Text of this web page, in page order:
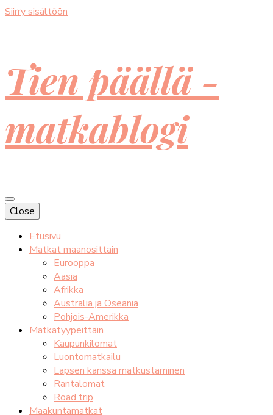
Siirry sisältöön
Tien päällä -
matkablogi
Close
Etusivu
Matkat maanosittain
Eurooppa
Aasia
Afrikka
Australia ja Oseania
Pohjois-Amerikka
Matkatyypeittäin
Kaupunkilomat
Luontomatkailu
Lapsen kanssa matkustaminen
Rantalomat
Road trip
Maakuntamatkat